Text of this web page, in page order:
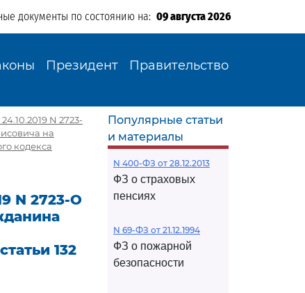
документы по состоянию на: 09 августа 2026
Президент Правительство
N 2723-
на
кодекса
N 2723-О
132
Популярные статьи
и материалы
N 400-ФЗ от 28.12.2013
ФЗ о страховых
пенсиях
N 69-ФЗ от 21.12.1994
ФЗ о пожарной
безопасности